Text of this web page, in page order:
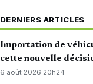
DERNIERS ARTICLES
Importation de
cette nouvelle
6 août 2026·20h24